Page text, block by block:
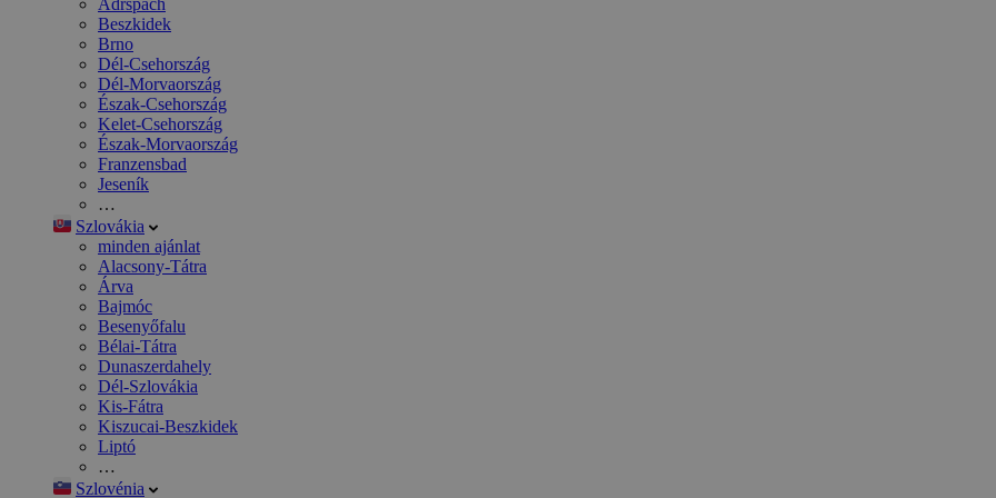
Beszkidek
Brno
Dél-Csehország
Dél-Morvaország
Észak-Csehország
Kelet-Csehország
Észak-Morvaország
Franzensbad
Jeseník
…
Szlovákia
minden ajánlat
Alacsony-Tátra
Árva
Bajmóc
Besenyőfalu
Bélai-Tátra
Dunaszerdahely
Dél-Szlovákia
Kis-Fátra
Kiszucai-Beszkidek
Liptó
…
Szlovénia